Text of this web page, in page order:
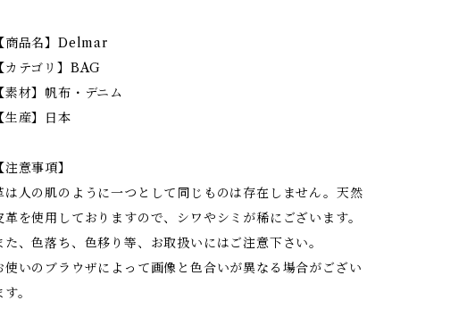
【商品名】Delmar
【カテゴリ】BAG
【素材】帆布・デニム
【生産】日本
【注意事項】
は人の肌のように一つとして同じものは存在しません。天然
革を使用しておりますので、シワやシミが稀にございます。
た、色落ち、色移り等、お取扱いにはご注意下さい。
使いのブラウザによって画像と色合いが異なる場合がござい
す。